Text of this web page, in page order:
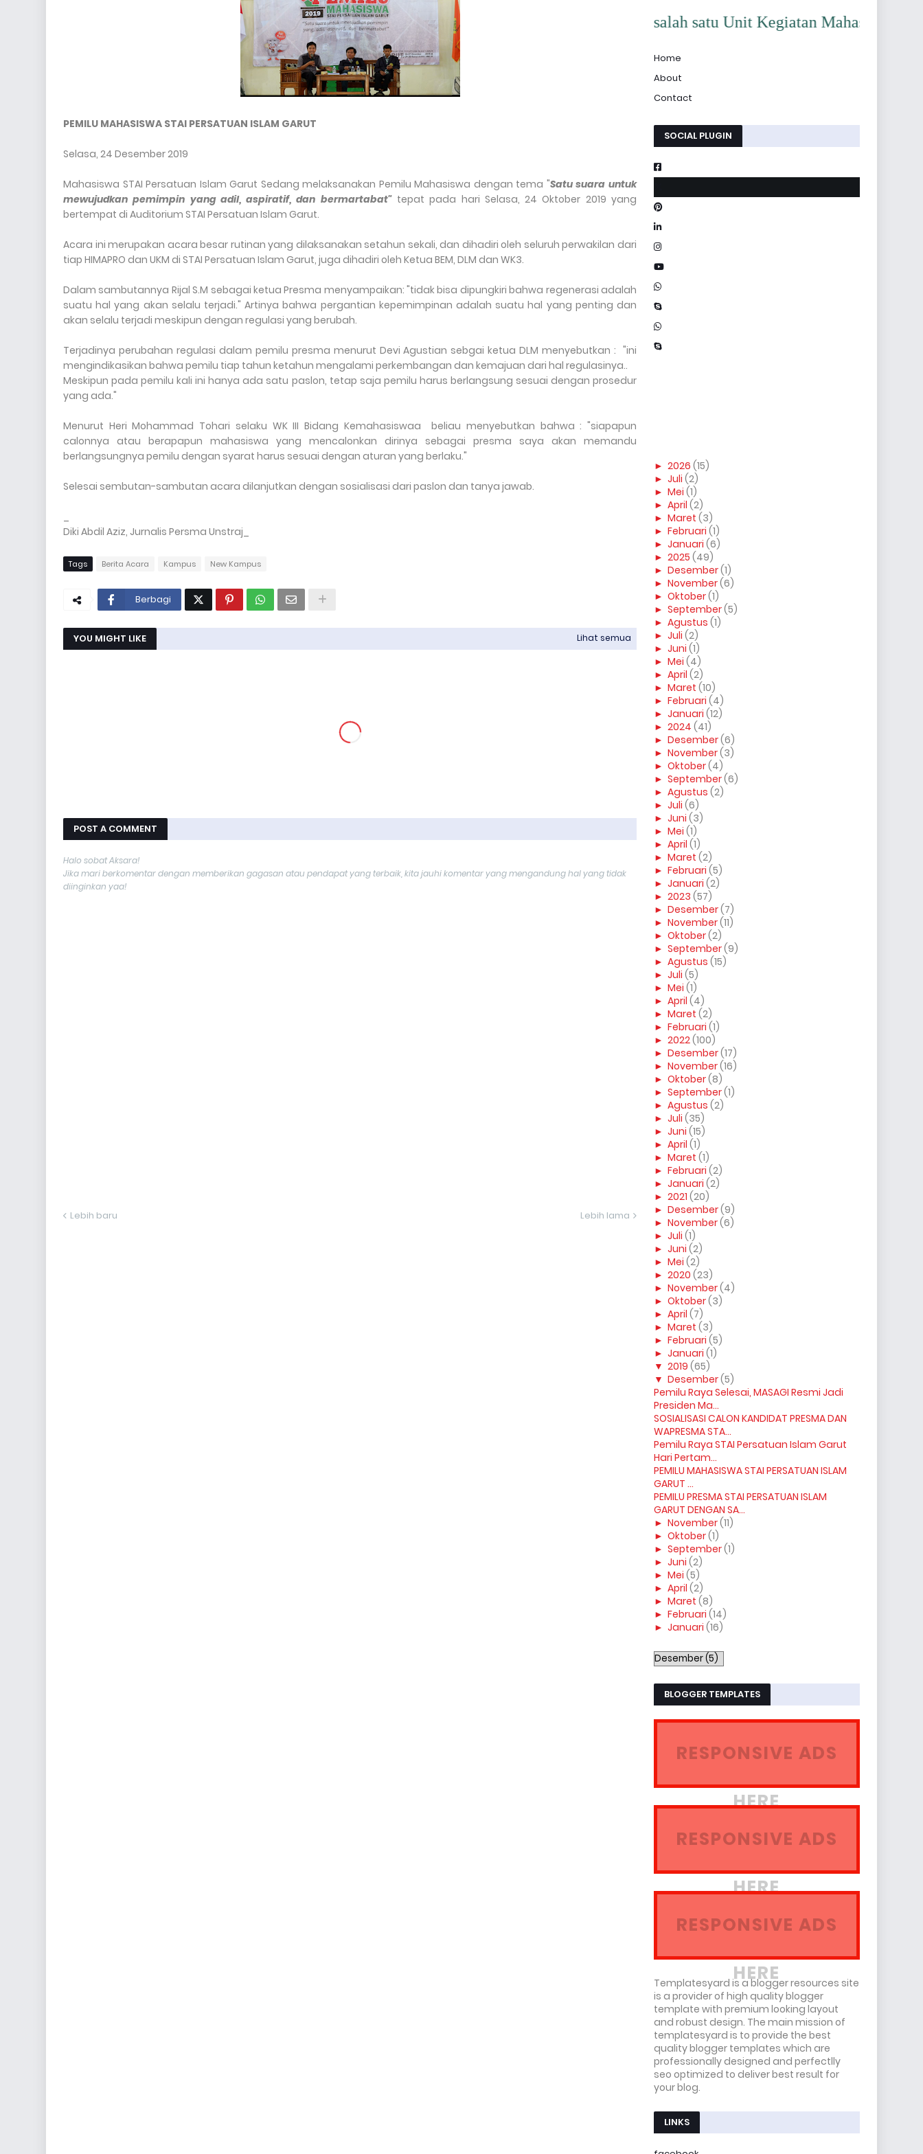
PEMILU MAHASISWA STAI PERSATUAN ISLAM GARUT
Selasa, 24 Desember 2019
Mahasiswa STAI Persatuan Islam Garut Sedang melaksanakan Pemilu Mahasiswa dengan tema "Satu suara untuk
mewujudkan pemimpin yang adil, aspiratif, dan bermartabat" tepat pada hari Selasa, 24 Oktober 2019 yang
bertempat di Auditorium STAI Persatuan Islam Garut.
Acara ini merupakan acara besar rutinan yang dilaksanakan setahun sekali, dan dihadiri oleh seluruh perwakilan dari
tiap HIMAPRO dan UKM di STAI Persatuan Islam Garut, juga dihadiri oleh Ketua BEM, DLM dan WK3.
Dalam sambutannya Rijal S.M sebagai ketua Presma menyampaikan: "tidak bisa dipungkiri bahwa regenerasi adalah
suatu hal yang akan selalu terjadi." Artinya bahwa pergantian kepemimpinan adalah suatu hal yang penting dan
akan selalu terjadi meskipun dengan regulasi yang berubah.
Terjadinya perubahan regulasi dalam pemilu presma menurut Devi Agustian sebgai ketua DLM menyebutkan : "ini
mengindikasikan bahwa pemilu tiap tahun ketahun mengalami perkembangan dan kemajuan dari hal regulasinya..
Meskipun pada pemilu kali ini hanya ada satu paslon, tetap saja pemilu harus berlangsung sesuai dengan prosedur
yang ada."
Menurut Heri Mohammad Tohari selaku WK III Bidang Kemahasiswaa beliau menyebutkan bahwa : "siapapun
calonnya atau berapapun mahasiswa yang mencalonkan dirinya sebagai presma saya akan memandu
berlangsungnya pemilu dengan syarat harus sesuai dengan aturan yang berlaku."
Selesai sembutan-sambutan acara dilanjutkan dengan sosialisasi dari paslon dan tanya jawab.
Diki Abdil Aziz, Jurnalis Persma Unstraj_
Tags Berita Acara Kampus New Kampus
Berbagi
YOU MIGHT LIKE Lihat semua
POST A COMMENT
Halo sobat Aksara!
Jika mari berkomentar dengan memberikan gagasan atau pendapat yang terbaik, kita jauhi komentar yang mengandung hal yang tidak
diinginkan yaa!
Lebih baru Lebih lama
Aksara merupakan salah satu Unit Kegiatan Mahasiswa (UKM)
Home
About
Contact
SOCIAL PLUGIN
► 2026 (15)
► Juli (2)
► Mei (1)
► April (2)
► Maret (3)
► Februari (1)
► Januari (6)
► 2025 (49)
► Desember(1)
► November(6)
► Oktober(1)
► September(5)
► Agustus (1)
► Juli (2)
► Juni (1)
► Mei (4)
► April (2)
► Maret (10)
► Februari (4)
► Januari (12)
► 2024 (41)
► Desember(6)
► November(3)
► Oktober(4)
► September(6)
► Agustus (2)
► Juli (6)
► Juni (3)
► Mei (1)
► April (1)
► Maret (2)
► Februari (5)
► Januari (2)
► 2023 (57)
► Desember(7)
► November(11)
► Oktober(2)
► September(9)
► Agustus (15)
► Juli (5)
► Mei (1)
► April (4)
► Maret (2)
► Februari (1)
► 2022(100)
► Desember(17)
► November(16)
► Oktober(8)
► September(1)
► Agustus (2)
► Juli (35)
► Juni (15)
► April (1)
► Maret (1)
► Februari (2)
► Januari (2)
► 2021 (20)
► Desember(9)
► November(6)
► Juli (1)
► Juni (2)
► Mei (2)
► 2020 (23)
► November(4)
► Oktober(3)
► April (7)
► Maret (3)
► Februari (5)
► Januari (1)
▼ 2019 (65)
▼ Desember(5)
Pemilu Raya Selesai, MASAGI Resmi Jadi
Presiden Ma...
SOSIALISASI CALON KANDIDAT PRESMA DAN
WAPRESMA STA...
Pemilu Raya STAI Persatuan Islam Garut
Hari Pertam...
PEMILU MAHASISWA STAI PERSATUAN ISLAM
GARUT ...
PEMILU PRESMA STAI PERSATUAN ISLAM
GARUT DENGAN SA...
► November(11)
► Oktober(1)
► September(1)
► Juni (2)
► Mei (5)
► April (2)
► Maret (8)
► Februari (14)
► Januari (16)
BLOGGER TEMPLATES
RESPONSIVE ADS
HERE
RESPONSIVE ADS
HERE
RESPONSIVE ADS
HERE
Templatesyard is a blogger resources site
is a provider of high quality blogger
template with premium looking layout
and robust design. The main mission of
templatesyard is to provide the best
quality blogger templates which are
professionally designed and perfectlly
seo optimized to deliver best result for
your blog.
LINKS